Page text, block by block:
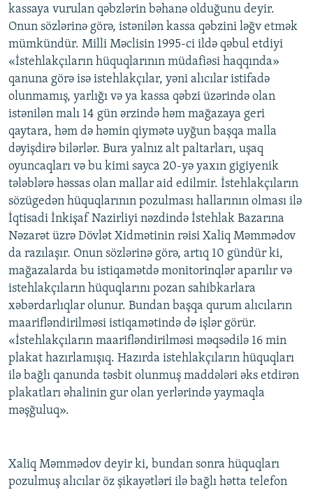
kassaya vurulan qəbzlərin bəhanə olduğunu deyir.
Onun sözlərinə görə, istənilən kassa qəbzini ləğv etmək
mümkündür. Milli Məclisin 1995-ci ildə qəbul etdiyi
«İstehlakçıların hüquqlarının müdafiəsi haqqında»
qanuna görə isə istehlakçılar, yəni alıcılar istifadə
olunmamış, yarlığı və ya kassa qəbzi üzərində olan
istənilən malı 14 gün ərzində həm mağazaya geri
qaytara, həm də həmin qiymətə uyğun başqa malla
dəyişdirə bilərlər. Bura yalnız alt paltarları, uşaq
oyuncaqları və bu kimi sayca 20-yə yaxın gigiyenik
tələblərə həssas olan mallar aid edilmir. İstehlakçıların
sözügedən hüquqlarının pozulması hallarının olması ilə
İqtisadi İnkişaf Nazirliyi nəzdində İstehlak Bazarına
Nəzarət üzrə Dövlət Xidmətinin rəisi Xaliq Məmmədov
da razılaşır. Onun sözlərinə görə, artıq 10 gündür ki,
mağazalarda bu istiqamətdə monitorinqlər aparılır və
istehlakçıların hüquqlarını pozan sahibkarlara
xəbərdarlıqlar olunur. Bundan başqa qurum alıcıların
maarifləndirilməsi istiqamətində də işlər görür.
«İstehlakçıların maarifləndirilməsi məqsədilə 16 min
plakat hazırlamışıq. Hazırda istehlakçıların hüquqları
ilə bağlı qanunda təsbit olunmuş maddələri əks etdirən
plakatları əhalinin gur olan yerlərində yaymaqla
məşğuluq».
Xaliq Məmmədov deyir ki, bundan sonra hüquqları
pozulmuş alıcılar öz şikayətləri ilə bağlı hətta telefon